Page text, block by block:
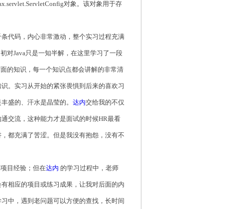
对象。该对象用于存
代码，内心非常激动，整个实习过程充满
对Java只是一知半解，在这里学习了一段
的知识，每一个知识点都会讲解的非常清
。实习从开始的紧张畏惧到后来的喜欢习
盛的、汗水是晶莹的。 达内交给我的不仅
交流，这种能力才是面试的时候HR最看
都充满了苦涩。但是我没有抱怨，没有不
目经验；但在达内 的学习过程中，老师
相应的项目或练习成果，让我对后面的内
中，遇到老问题可以方便的查找，长时间